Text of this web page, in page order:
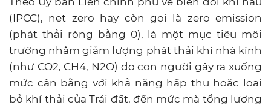
(IPCC), net zero hay còn gọi là zero emission
(phát thải ròng bằng 0), là một mục tiêu môi
trường nhằm giảm lượng phát thải khí nhà kính
(như CO2, CH4, N2O) do con người gây ra xuống
mức cân bằng với khả năng hấp thụ hoặc loại
bỏ khí thải của Trái đất, đến mức mà tổng lượng